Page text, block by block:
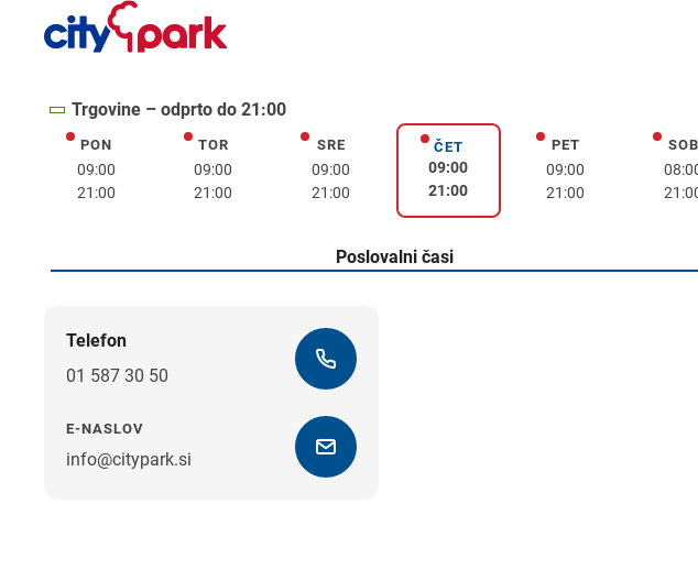
Trgovine – odprto do 21:00
PONponedeljek
09:00
21:00
TORtorek
09:00
21:00
SREsreda
09:00
21:00
ČETčetrtek
09:00
21:00
PETpetek
09:00
21:00
SOB
Poslovalni časi
Telefon
01 587 30 50
E-NASLOV
info@citypark.si